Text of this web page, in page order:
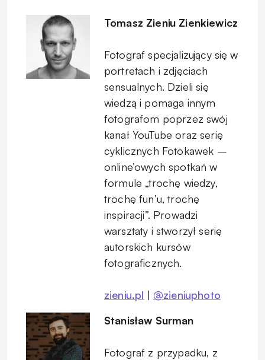
Tomasz Zieniu Zienkiewicz
Fotograf specjalizujący się w
portretach i zdjęciach
sensualnych. Dzieli się
wiedzą i pomaga innym
fotografom poprzez swój
kanał YouTube oraz serię
cyklicznych Fotokawek –
online’owych spotkań w
formule „trochę wiedzy,
trochę fun’u, trochę
inspiracji”. Prowadzi
warsztaty i stworzył serię
autorskich kursów
fotograficznych.
zieniu.pl | @zieniuphoto
Stanisław Surman
Fotograf z przypadku, z